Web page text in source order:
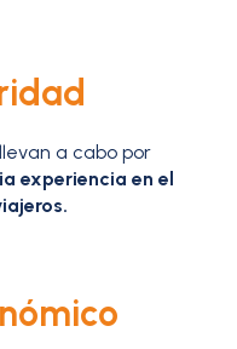
a cabo por
experiencia en el